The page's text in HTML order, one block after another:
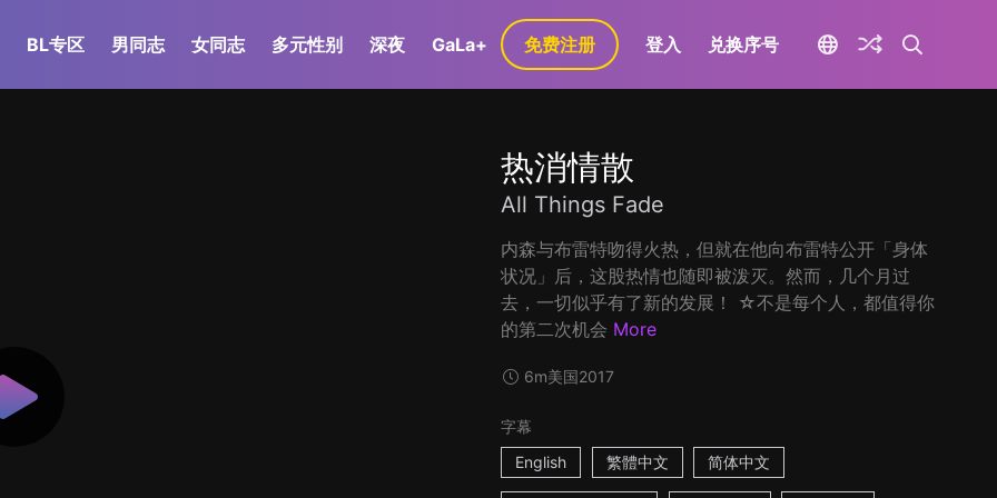
BL专区 男同志 女同志 多元性别 深夜 GaLa+ 免费注册 登入 兑换序号
热消情散
All Things Fade
内森与布雷特吻得火热，但就在他向布雷特公开「身体
状况」后，这股热情也随即被泼灭。然而，几个月过
去，一切似乎有了新的发展！ ☆不是每个人，都值得你
的第二次机会 More
6m美国2017
字幕
English
繁體中文 简体中文